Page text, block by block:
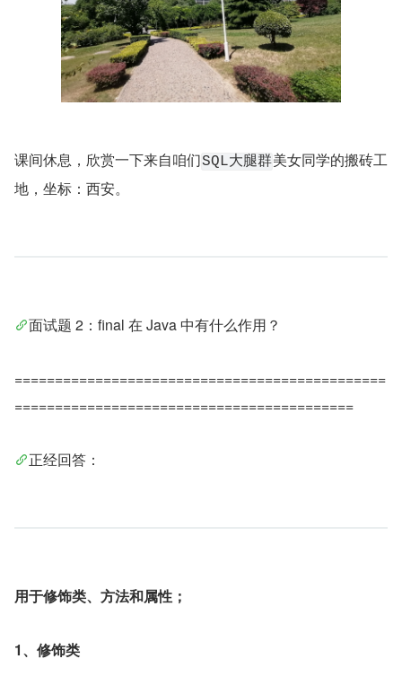
课间休息，欣赏一下来自咱们SQL大腿群美女同学的搬砖工
地，坐标：西安。
面试题 2：final 在 Java 中有什么作用？
==============================================
==========================================
正经回答：
用于修饰类、方法和属性；
1、修饰类